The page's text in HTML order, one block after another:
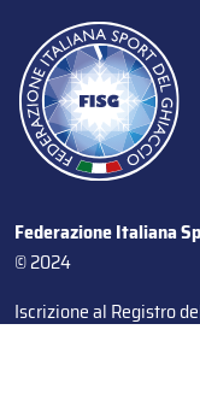
Federazione Italiana
© 2024
Iscrizione al Registro